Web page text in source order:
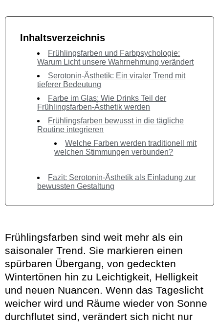
Inhaltsverzeichnis
Frühlingsfarben und Farbpsychologie:
Warum Licht unsere Wahrnehmung verändert
Serotonin-Ästhetik: Ein viraler Trend mit
tieferer Bedeutung
Farbe im Glas: Wie Drinks Teil der
Frühlingsfarben-Ästhetik werden
Frühlingsfarben bewusst in die tägliche
Routine integrieren
Welche Farben werden traditionell mit
welchen Stimmungen verbunden?
Fazit: Serotonin-Ästhetik als Einladung zur
bewussten Gestaltung
Frühlingsfarben sind weit mehr als ein
saisonaler Trend. Sie markieren einen
spürbaren Übergang, von gedeckten
Wintertönen hin zu Leichtigkeit, Helligkeit
und neuen Nuancen. Wenn das Tageslicht
weicher wird und Räume wieder von Sonne
durchflutet sind, verändert sich nicht nur